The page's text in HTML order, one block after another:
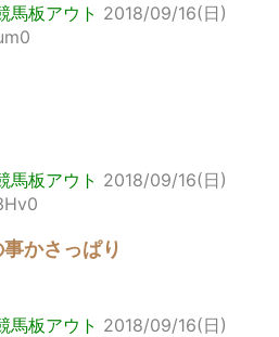
馬板アウト 2018/09/16(日)
馬板アウト 2018/09/16(日)
かさっぱり
馬板アウト 2018/09/16(日)